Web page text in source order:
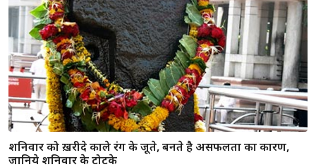
शनिवार को ख़रीदे काले रंग के जूते, बनते है असफलता का कारण,
जानिये शनिवार के टोटके